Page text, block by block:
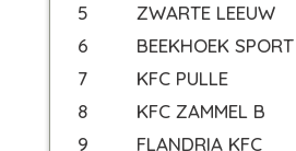
5
ZWARTE LEEUW
6
BEEKHOEK SPORT
7
KFC PULLE
8
KFC ZAMMEL B
9
FLANDRIA KFC